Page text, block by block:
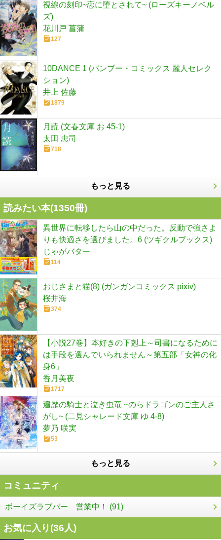
視線の刻印~恋に堕とされて~ (ローズキーノベル
ズ)
花川戸 菖蒲
127
10DANCE 1 (バンブー・コミックス 麗人セレク
ション)
井上 佐藤
1879
月読 (文春文庫 お 45-1)
太田 忠司
718
もっと見る
読みたい本(1350冊)
異世界に転移したら山の中だった。反動で強さよ
りも快適さを選びました。6 (ツギクルブックス)
じゃがバター
114
おじさまと猫(8) (ガンガンコミックス pixiv)
桜井海
374
【小説27巻】本好きの下剋上～司書になるために
は手段を選んでいられません～第五部「女神の化
身6」
香月美夜
1717
遍歴の騎士と泣き虫竜 ~のらドラゴンのご主人さ
がし~ (二見シャレード文庫 ゆ 4-8)
夢乃 咲実
53
もっと見る
コミュニティ
ボーイズラブバー 営業中！ (91)
お気に入り(36人)